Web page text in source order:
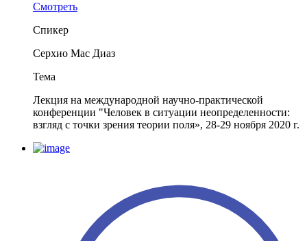
Смотреть
Спикер
Серхио Мас Диаз
Тема
Лекция на международной научно-практической
конференции "Человек в ситуации неопределенности:
взгляд с точки зрения теории поля», 28-29 ноября 2020 г.